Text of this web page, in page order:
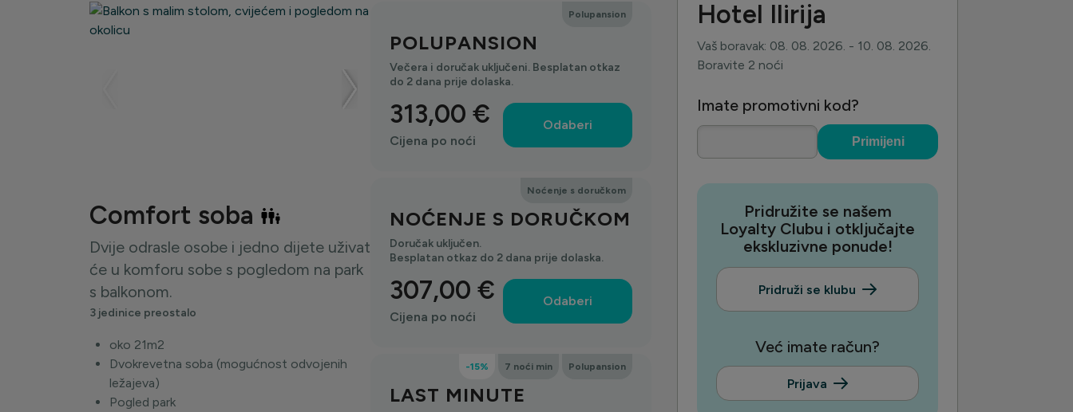
Comfort soba
Dvije odrasle osobe i jedno dijete uživat
će u komforu sobe s pogledom na park
s balkonom.
3 jedinice preostalo
oko 21m2
Dvokrevetna soba (mogućnost odvojenih
ležajeva)
Pogled park
Polupansion
POLUPANSION
Večera i doručak uključeni. Besplatan otkaz
do 2 dana prije dolaska.
313,00 €
Cijena po noći
Odaberi
Noćenje s doručkom
NOĆENJE S DORUČKOM
Doručak uključen.
Besplatan otkaz do 2 dana prije dolaska.
307,00 €
Cijena po noći
Odaberi
-15% 7 noći min Polupansion
LAST MINUTE
Hotel Ilirija
Vaš boravak: 08. 08. 2026. - 10. 08. 2026.
Boravite 2 noći
Imate promotivni kod?
Primijeni
Pridružite se našem
Loyalty Clubu i otključajte
ekskluzivne ponude!
Pridruži se klubu
Već imate račun?
Prijava